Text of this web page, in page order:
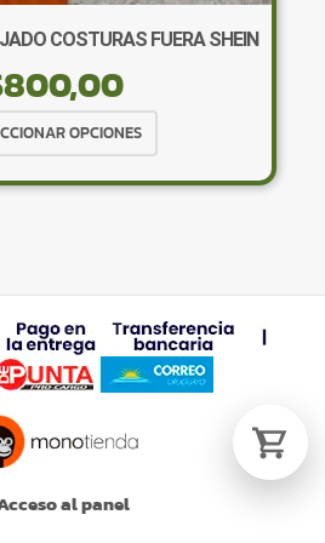
COSTURAS FUERA SHEIN
800,00
OPCIONES
producto
tiene
opciones
se
pueden
elegir
al panel
carrito está vacío.
producto y aparecerá acá